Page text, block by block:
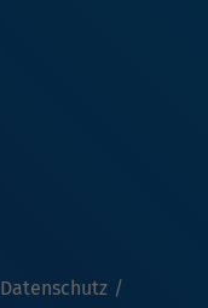
Datenschutz